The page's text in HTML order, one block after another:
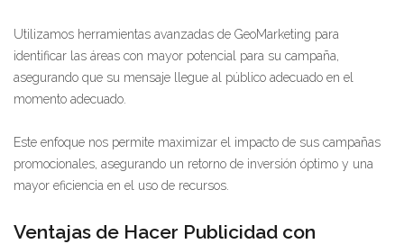
Utilizamos herramientas avanzadas de GeoMarketing para
identificar las áreas con mayor potencial para su campaña,
asegurando que su mensaje llegue al público adecuado en el
momento adecuado.
Este enfoque nos permite maximizar el impacto de sus campañas
promocionales, asegurando un retorno de inversión óptimo y una
mayor eficiencia en el uso de recursos.
Ventajas de Hacer Publicidad con